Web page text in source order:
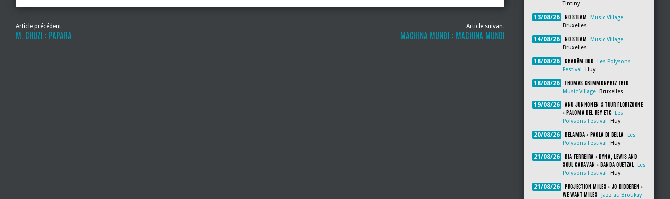
Article précédent
M. CHUZI : PAPARA
Article suivant
MACHINA MUNDI : MACHINA MUNDI
Tintiny
13/08/26 NO STEAM
Music Village
Bruxelles
14/08/26 NO STEAM
Music Village
Bruxelles
18/08/26 CHAKÂM DUO
Les Polysons
Festival
Huy
18/08/26 THOMAS GRIMMONPREZ TRIO
Music Village Bruxelles
19/08/26
ANU JUNNONEN & TUUR FLORIZOONE
+ PALOMA DEL REY ETC
Les
Polysons Festival
Huy
20/08/26 BELAMBA + PAOLA DI BELLA
Les
Polysons Festival
Huy
21/08/26
BIA FERREIRA + DYNA, LEWIS AND
SOUL CARAVAN + BANDA QUETZAL
Les
Polysons Festival
Huy
21/08/26
PROJECTION MILES + JO DIDDEREN +
WE WANT MILES
Jazz au Broukay